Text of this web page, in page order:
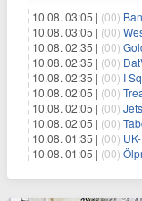
10.08. 03:05 | (00) Bank
10.08. 03:05 | (00)
10.08. 02:35 | (00) Gold
10.08. 02:35 | (00)
10.08. 02:35 | (00) I
10.08. 02:05 | (00)
10.08. 02:05 | (00)
10.08. 02:05 | (00)
10.08. 01:35 | (00) UK-
10.08. 01:05 | (00)